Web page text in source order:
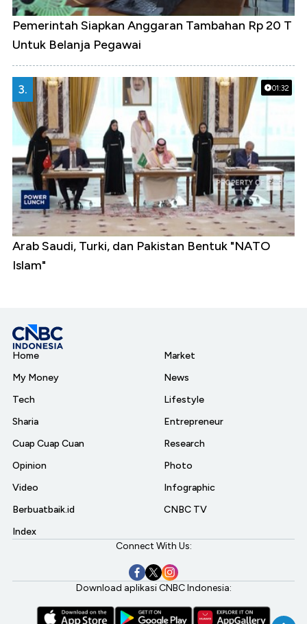
Pemerintah Siapkan Anggaran Tambahan Rp 20 T
Untuk Belanja Pegawai
01:32
3.
Arab Saudi, Turki, dan Pakistan Bentuk "NATO
Islam"
Home
My Money
Tech
Sharia
Cuap Cuap Cuan
Opinion
Video
Berbuatbaik.id
Index
Market
News
Lifestyle
Entrepreneur
Research
Photo
Infographic
CNBC TV
Connect With Us:
Download aplikasi CNBC Indonesia: